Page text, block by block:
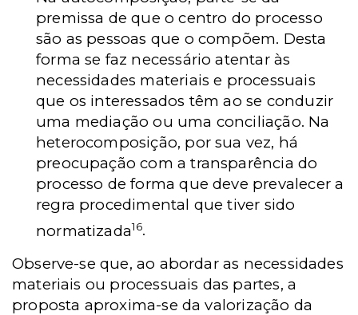
premissa de que o centro do processo
são as pessoas que o compõem. Desta
forma se faz necessário atentar às
necessidades materiais e processuais
que os interessados têm ao se conduzir
uma mediação ou uma conciliação. Na
heterocomposição, por sua vez, há
preocupação com a transparência do
processo de forma que deve prevalecer a
regra procedimental que tiver sido
normatizada16.
Observe-se que, ao abordar as necessidades
materiais ou processuais das partes, a
proposta aproxima-se da valorização da